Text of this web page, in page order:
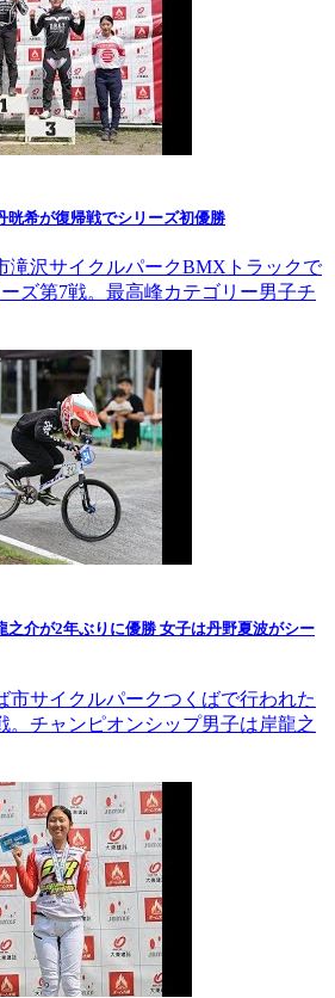
晄希が復帰戦でシリーズ初優勝
滝沢サイクルパークBMXトラックで
ズ第7戦。最高峰カテゴリー男子チ
之介が2年ぶりに優勝 女子は丹野夏波がシー
市サイクルパークつくばで行われた
。チャンピオンシップ男子は岸龍之